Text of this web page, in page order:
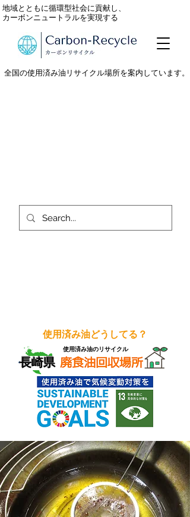
全国の使用済み油リサイクル場所を案内しています。
地域とともに循環型社会に貢献し、
カーボンニュートラルを実現する
使用済み油どうしてる？
使用済み油のリサイクル
長崎県